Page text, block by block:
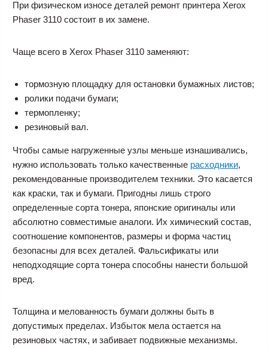
При физическом износе деталей ремонт принтера Xerox
Phaser 3110 состоит в их замене.
Чаще всего в Xerox Phaser 3110 заменяют:
тормозную площадку для остановки бумажных листов;
ролики подачи бумаги;
термопленку;
резиновый вал.
Чтобы самые нагруженные узлы меньше изнашивались,
нужно использовать только качественные расходники,
рекомендованные производителем техники. Это касается
как краски, так и бумаги. Пригодны лишь строго
определенные сорта тонера, японские оригиналы или
абсолютно совместимые аналоги. Их химический состав,
соотношение компонентов, размеры и форма частиц
безопасны для всех деталей. Фальсификаты или
неподходящие сорта тонера способны нанести большой
вред.
Толщина и мелованность бумаги должны быть в
допустимых пределах. Избыток мела остается на
резиновых частях, и забивает подвижные механизмы.